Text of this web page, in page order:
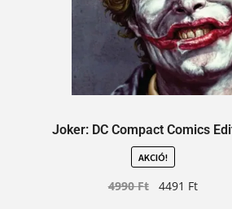
Joker: DC Compact Comics
AKCIÓ!
4990Ft 4491 Ft